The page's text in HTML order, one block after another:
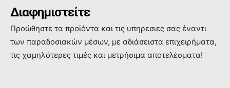
Διαφημιστείτε
Προώθηστε τα προϊόντα και τις υπηρεσιες σας έναντι
των παραδοσιακών μέσων, με αδιάσειστα επιχειρήματα,
τις χαμηλότερες τιμές και μετρήσιμα αποτελέσματα!